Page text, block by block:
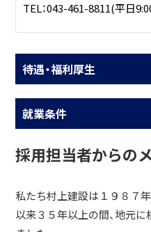
TEL：043-461-8811(平日
待遇・福利厚生
就業条件
採用担当者からの
私たち村上建設は１９８７
以来３５年以上の間、地元